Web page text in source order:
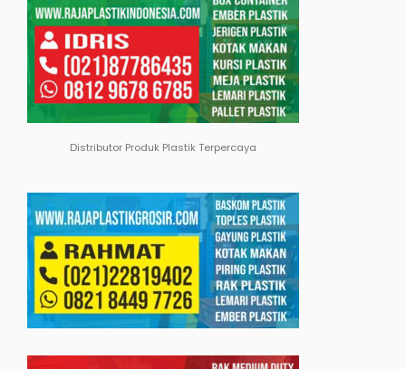
Distributor Produk Plastik Terpercaya